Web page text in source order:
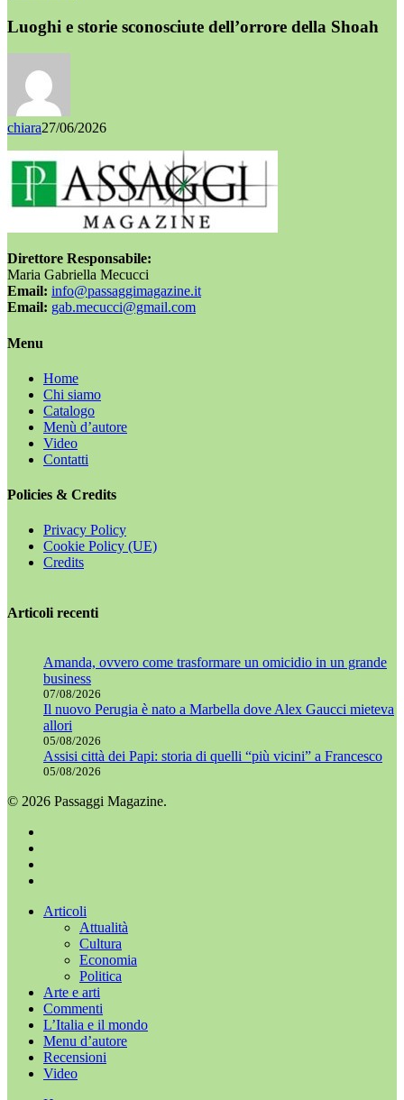
Luoghi e storie sconosciute dell’orrore della Shoah
chiara27/06/2026
Direttore Responsabile:
Maria Gabriella Mecucci
Email: info@passaggimagazine.it
Email: gab.mecucci@gmail.com
Menu
Home
Chi siamo
Catalogo
Menù d’autore
Video
Contatti
Policies & Credits
Privacy Policy
Cookie Policy (UE)
Credits
Articoli recenti
Amanda, ovvero come trasformare un omicidio in un grande
business
07/08/2026
Il nuovo Perugia è nato a Marbella dove Alex Gaucci mieteva
allori
05/08/2026
Assisi città dei Papi: storia di quelli “più vicini” a Francesco
05/08/2026
© 2026 Passaggi Magazine.
Chiudi Articoli
Attualità
Cultura
Economia
Politica
Arte e arti
Commenti
L’Italia e il mondo
Menu d’autore
Recensioni
Video